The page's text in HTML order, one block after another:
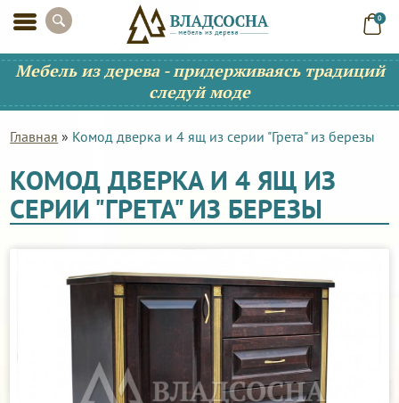
0
Мебель из дерева - придерживаясь традиций
следуй моде
Главная » Комод дверка и 4 ящ из серии "Грета" из березы
КОМОД ДВЕРКА И 4 ЯЩ ИЗ
СЕРИИ "ГРЕТА" ИЗ БЕРЕЗЫ